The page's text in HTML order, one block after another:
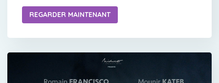
REGARDER MAINTENANT